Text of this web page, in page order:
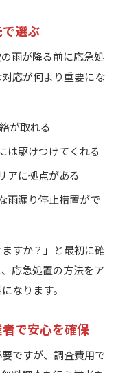
選ぶ
雨が降る前に応急処
応が何より重要にな
が取れる
は駆けつけてくれる
アに拠点がある
雨漏り停止措置がで
すか？」と最初に確
応急処置の方法をア
なります。
で安心を確保
ですが、調査費用で